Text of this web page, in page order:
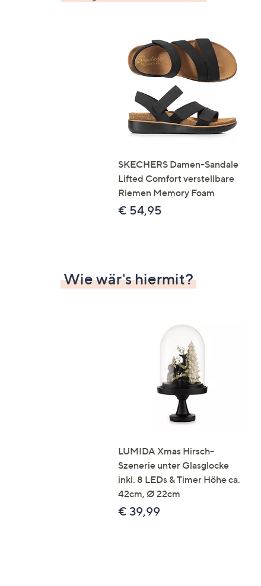
SKECHERS Damen-Sandale
Lifted Comfort verstellbare
Riemen Memory Foam
€ 54,95
Wie wär's hiermit?
LUMIDA Xmas Hirsch-
Szenerie unter Glasglocke
inkl. 8 LEDs & Timer Höhe ca.
42cm, Ø 22cm
€ 39,99